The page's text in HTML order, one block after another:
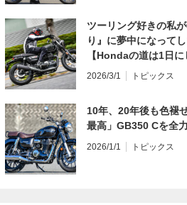
ツーリング好きの私
り』に夢中になって
【Hondaの道は1日
インプレ・レビュー 前
2026/3/1 トピックス
10年、20年後も色褪
最高」GB350 Cを全
2026/1/1 トピックス